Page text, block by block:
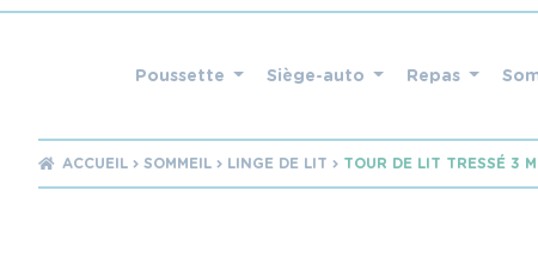
Poussette Siège-auto Repas
ACCUEIL SOMMEIL LINGE DE LIT TOUR DE LIT TRESSÉ 3